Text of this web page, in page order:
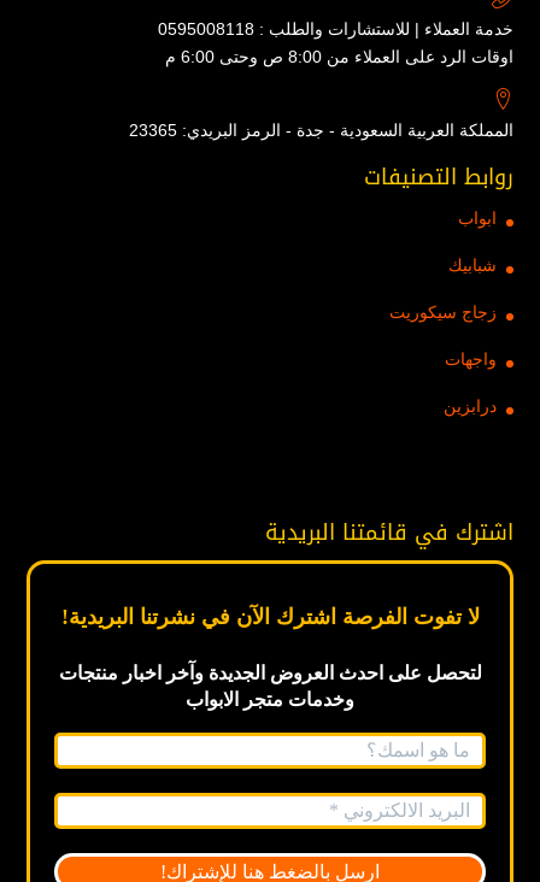
خدمة العملاء | للاستشارات والطلب : 0595008118
اوقات الرد على العملاء من 8:00 ص وحتى 6:00 م
المملكة العربية السعودية - جدة - الرمز البريدي: 23365
روابط التصنيفات
ابواب
شبابيك
زجاج سيكوريت
واجهات
درابزين
اشترك في قائمتنا البريدية
لا تفوت الفرصة اشترك الآن في نشرتنا البريدية!
لتحصل على احدث العروض الجديدةوآخر اخبار منتجات
وخدمات متجر الابواب